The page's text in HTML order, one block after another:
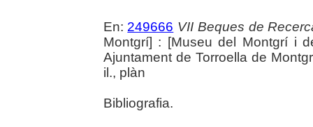
En: 249666 VII Beques de
Montgrí] : [Museu del Montgrí i
Ajuntament de Torroella de
il., plàn
Bibliografia.